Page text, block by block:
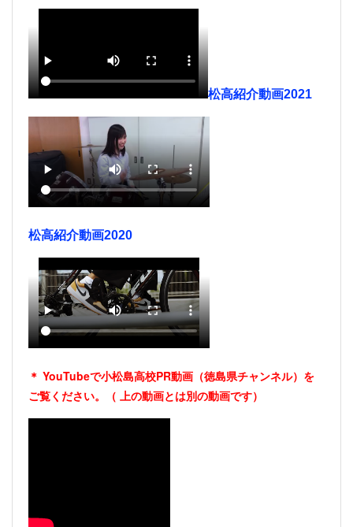
松高紹介動画2021
松高紹介動画2020
＊ YouTubeで小松島高校PR動画（徳島県チャンネル）を
ご覧ください。（ 上の動画とは別の動画です）